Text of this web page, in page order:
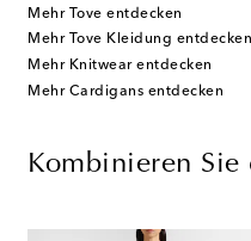
Mehr Tove entdecken
Mehr Tove Kleidung entdecken
Mehr Knitwear entdecken
Mehr Cardigans entdecken
Kombinieren Sie